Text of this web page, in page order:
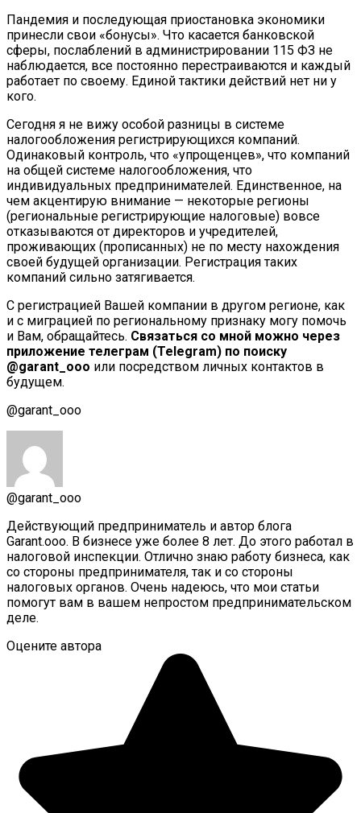
Пандемия и последующая приостановка экономики
принесли свои «бонусы». Что касается банковской
сферы, послаблений в администрировании 115 ФЗ не
наблюдается, все постоянно перестраиваются и каждый
работает по своему. Единой тактики действий нет ни у
кого.
Сегодня я не вижу особой разницы в системе
налогообложения регистрирующихся компаний.
Одинаковый контроль, что «упрощенцев», что компаний
на общей системе налогообложения, что
индивидуальных предпринимателей. Единственное, на
чем акцентирую внимание — некоторые регионы
(региональные регистрирующие налоговые) вовсе
отказываются от директоров и учредителей,
проживающих (прописанных) не по месту нахождения
своей будущей организации. Регистрация таких
компаний сильно затягивается.
С регистрацией Вашей компании в другом регионе, как
и с миграцией по региональному признаку могу помочь
и Вам, обращайтесь. Связаться со мной можно через
приложение телеграм (Telegram) по поиску
@garant_ooo или посредством личных контактов в
будущем.
@garant_ooo
@garant_ooo
Действующий предприниматель и автор блога
Garant.ooo. В бизнесе уже более 8 лет. До этого работал в
налоговой инспекции. Отлично знаю работу бизнеса, как
со стороны предпринимателя, так и со стороны
налоговых органов. Очень надеюсь, что мои статьи
помогут вам в вашем непростом предпринимательском
деле.
Оцените автора